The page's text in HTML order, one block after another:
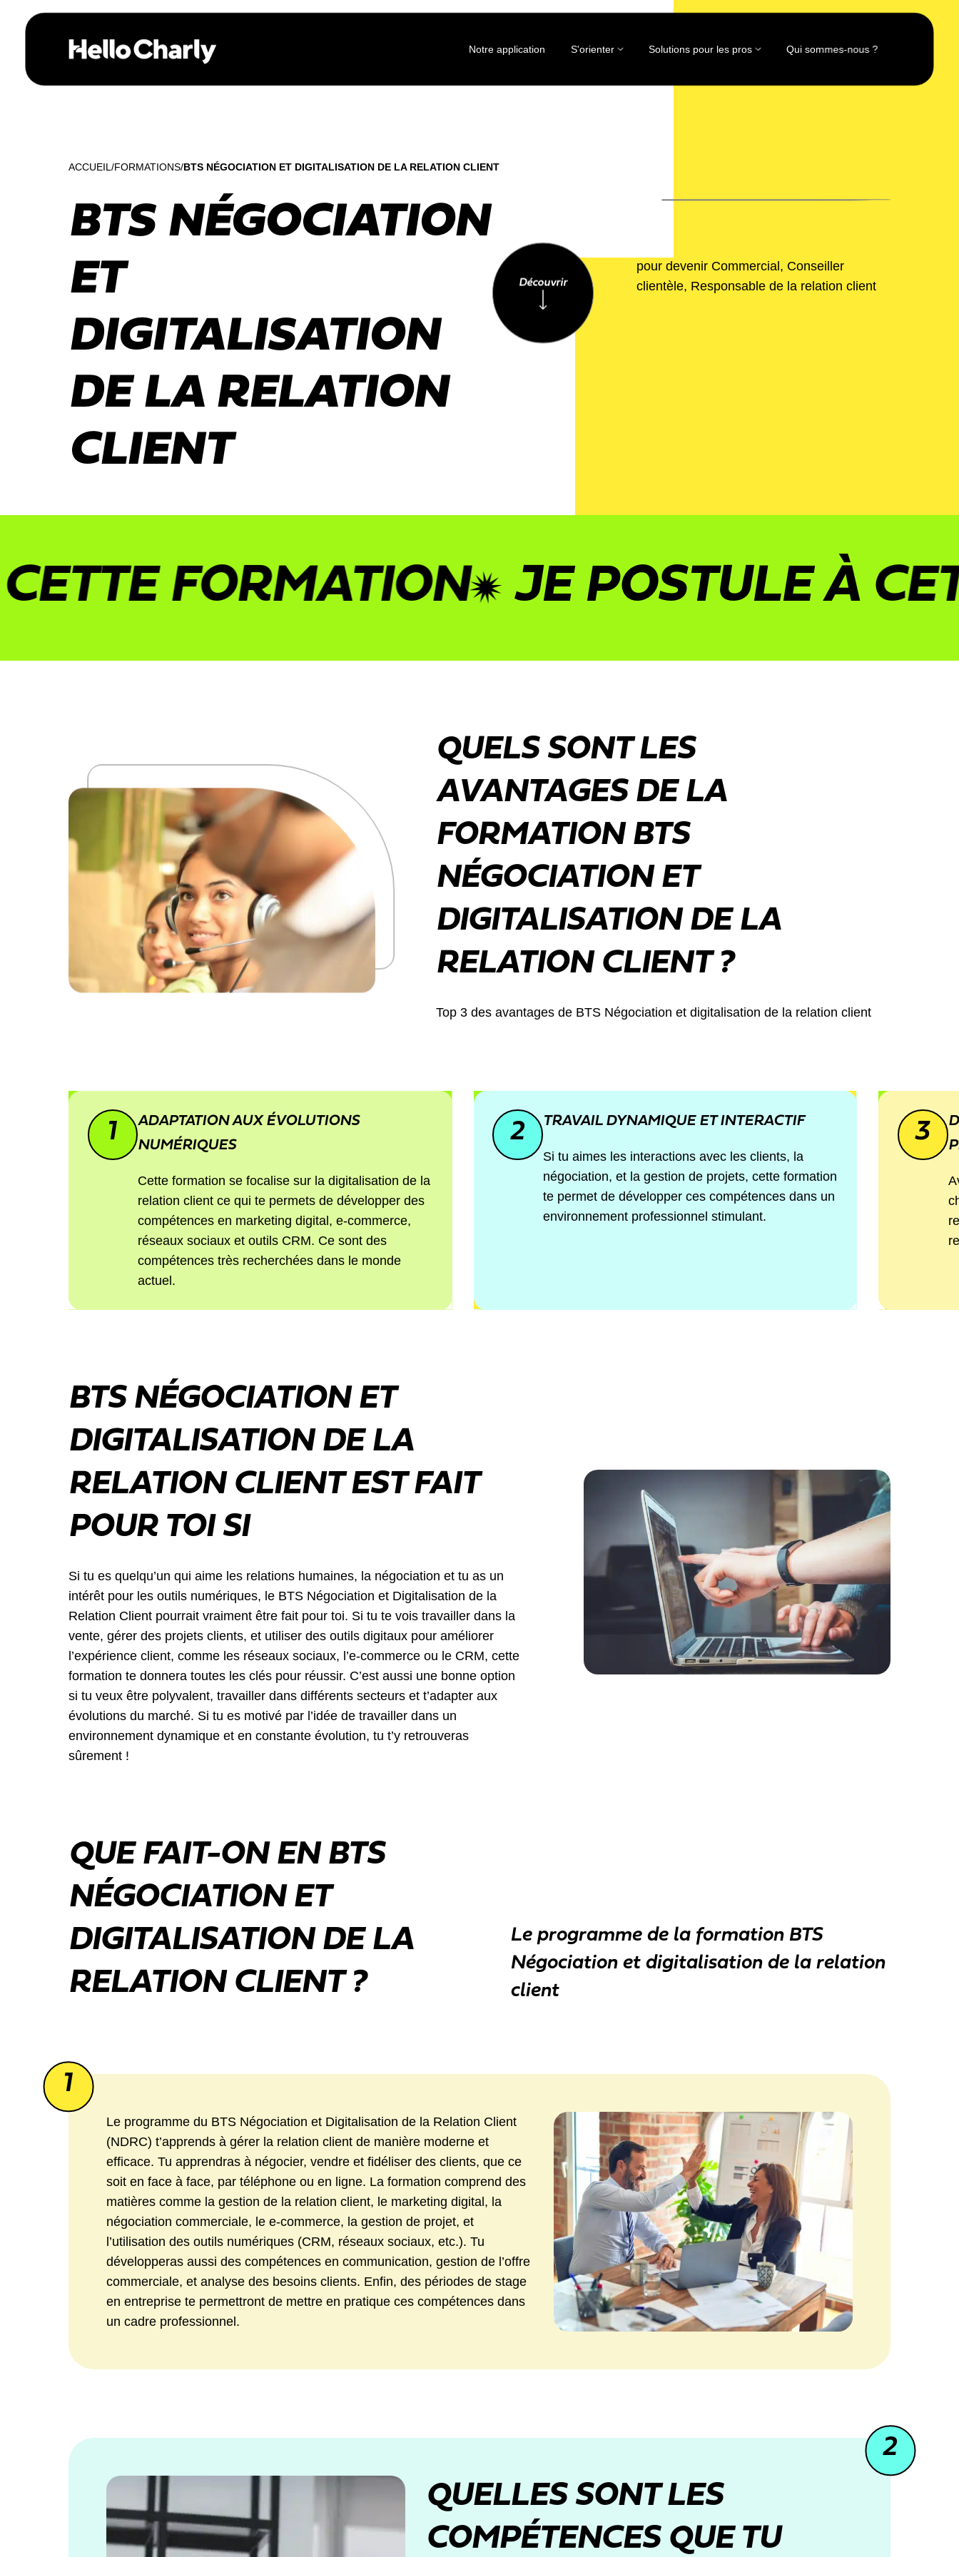
Notre application S'orienter Solutions pour les pros Qui sommes-nous ?
ACCUEIL FORMATIONS BTS NÉGOCIATION ET DIGITALISATION DE LA RELATION CLIENT
BTS NÉGOCIATION
ET
DIGITALISATION
DE LA RELATION
CLIENT
pour devenir Commercial, Conseiller
clientèle, Responsable de la relation client
Découvrir
FORMATION JE POSTULE À CETTE
QUELS SONT LES
AVANTAGES DE LA
FORMATION BTS
NÉGOCIATION ET
DIGITALISATION DE LA
RELATION CLIENT ?
Top 3 des avantages de BTS Négociation et digitalisation de la relation client
1
ADAPTATION AUX ÉVOLUTIONS
NUMÉRIQUES
Cette formation se focalise sur la digitalisation de la
relation client ce qui te permets de développer des
compétences en marketing digital, e-commerce,
réseaux sociaux et outils CRM. Ce sont des
compétences très recherchées dans le monde
actuel.
2 TRAVAIL DYNAMIQUE ET INTERACTIF
Si tu aimes les interactions avec les clients, la
négociation, et la gestion de projets, cette formation
te permet de développer ces compétences dans un
environnement professionnel stimulant.
3
BTS NÉGOCIATION ET
DIGITALISATION DE LA
RELATION CLIENT EST FAIT
POUR TOI SI
Si tu es quelqu’un qui aime les relations humaines, la négociation et tu as un
intérêt pour les outils numériques, le BTS Négociation et Digitalisation de la
Relation Client pourrait vraiment être fait pour toi. Si tu te vois travailler dans la
vente, gérer des projets clients, et utiliser des outils digitaux pour améliorer
l’expérience client, comme les réseaux sociaux, l’e-commerce ou le CRM, cette
formation te donnera toutes les clés pour réussir. C’est aussi une bonne option
si tu veux être polyvalent, travailler dans différents secteurs et t’adapter aux
évolutions du marché. Si tu es motivé par l’idée de travailler dans un
environnement dynamique et en constante évolution, tu t’y retrouveras
sûrement !
QUE FAIT-ON EN BTS
NÉGOCIATION ET
DIGITALISATION DE LA
RELATION CLIENT ?
Le programme de la formation BTS
Négociation et digitalisation de la relation
client
1
Le programme du BTS Négociation et Digitalisation de la Relation Client
(NDRC) t’apprends à gérer la relation client de manière moderne et
efficace. Tu apprendras à négocier, vendre et fidéliser des clients, que ce
soit en face à face, par téléphone ou en ligne. La formation comprend des
matières comme la gestion de la relation client, le marketing digital, la
négociation commerciale, le e-commerce, la gestion de projet, et
l’utilisation des outils numériques (CRM, réseaux sociaux, etc.). Tu
développeras aussi des compétences en communication, gestion de l’offre
commerciale, et analyse des besoins clients. Enfin, des périodes de stage
en entreprise te permettront de mettre en pratique ces compétences dans
un cadre professionnel.
2
QUELLES SONT LES
COMPÉTENCES QUE TU